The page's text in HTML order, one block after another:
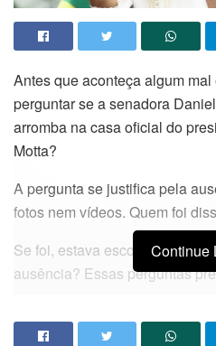
Antes que aconteça algum
perguntar se a senadora
arromba na casa oficial do
Motta?
A pergunta se justifica pela
fotos nem vídeos. Quem foi
Se foi, estava escondidinha?
ausência? Essas perguntas
de pontos na campanha de
Continue